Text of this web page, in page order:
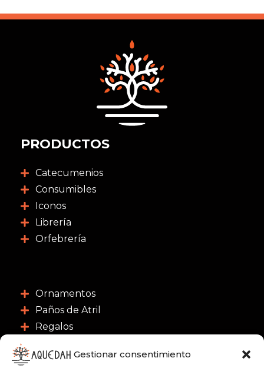
Gestionar consentimiento
PRODUCTOS
Catecumenios
Consumibles
Iconos
Librería
Orfebrería
Ornamentos
Paños de Atril
Regalos
Scrutatio